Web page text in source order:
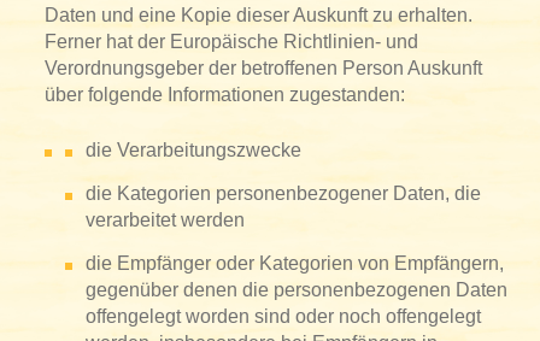
Daten und eine Kopie dieser Auskunft zu erhalten.
Ferner hat der Europäische Richtlinien- und
Verordnungsgeber der betroffenen Person Auskunft
über folgende Informationen zugestanden:
die Verarbeitungszwecke
die Kategorien personenbezogener Daten, die
verarbeitet werden
die Empfänger oder Kategorien von Empfängern,
gegenüber denen die personenbezogenen Daten
offengelegt worden sind oder noch offengelegt